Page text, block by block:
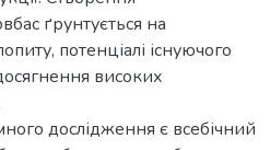
ґрунтується на
потенціалі існуючого
високих
дослідження є всебічний